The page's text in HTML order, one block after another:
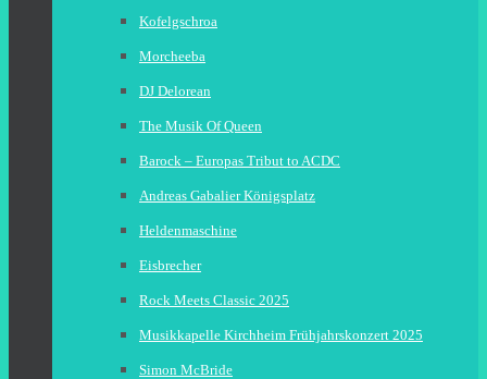
Kofelgschroa
Morcheeba
DJ Delorean
The Musik Of Queen
Barock – Europas Tribut to ACDC
Andreas Gabalier Königsplatz
Heldenmaschine
Eisbrecher
Rock Meets Classic 2025
Musikkapelle Kirchheim Frühjahrskonzert 2025
Simon McBride